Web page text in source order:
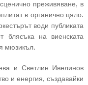
преживяване, в
в органично цяло.
води публиката
блясъка на виенската
мюзикъл.
и Светлин Ивелинов
и енергия, създавайки